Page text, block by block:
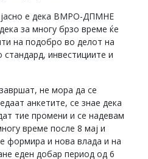
јасно е дека ВМРО-ДПМНЕ
за многу брзо време ќе
на подобро во делот на
инвестициите и
не мора да се
анкетите, се знае дека
тие промени и се надевам
време после 8 мај и
формира и нова влада и на
еден добар период од 6